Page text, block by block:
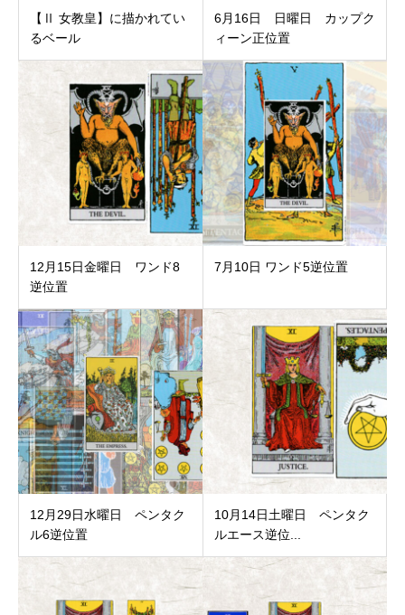
【Ⅱ 女教皇】に描かれてい
るベール
6月16日 日曜日 カップク
ィーン正位置
12月15日金曜日 ワンド8
逆位置
7月10日 ワンド5逆位置
12月29日水曜日 ペンタク
ル6逆位置
10月14日土曜日 ペンタク
ルエース逆位...